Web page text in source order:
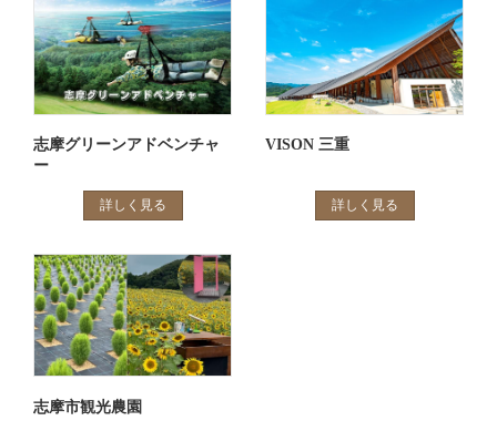
志摩グリーンアドベンチャ
ー
詳しく見る
VISON 三重
詳しく見る
志摩市観光農園